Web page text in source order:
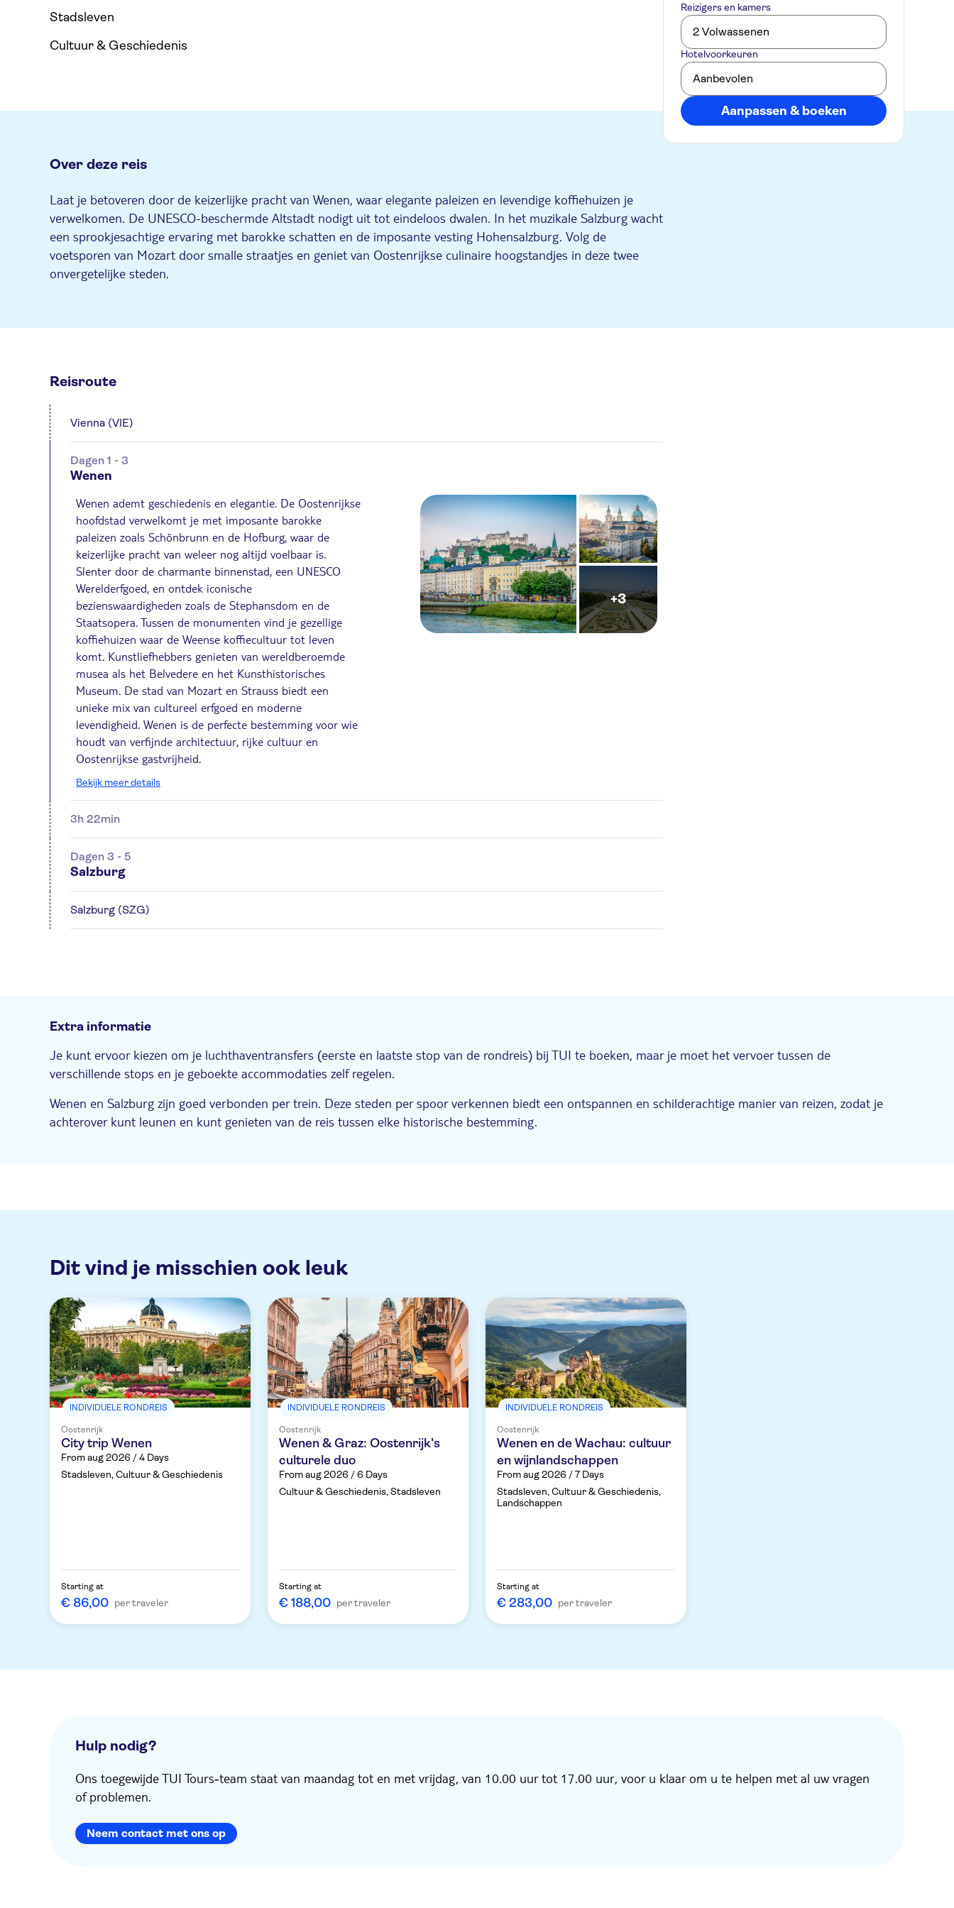
Stadsleven
Cultuur & Geschiedenis
Over deze reis
Laat je betoveren door de keizerlijke pracht van Wenen, waar elegante paleizen en levendige koffiehuizen je
verwelkomen. De UNESCO-beschermde Altstadt nodigt uit tot eindeloos dwalen. In het muzikale Salzburg wacht
een sprookjesachtige ervaring met barokke schatten en de imposante vesting Hohensalzburg. Volg de
voetsporen van Mozart door smalle straatjes en geniet van Oostenrijkse culinaire hoogstandjes in deze twee
onvergetelijke steden.
Reisroute
Vienna (VIE)
Dagen 1 - 3
Wenen
Wenen ademt geschiedenis en elegantie. De Oostenrijkse
hoofdstad verwelkomt je met imposante barokke
paleizen zoals Schönbrunn en de Hofburg, waar de
keizerlijke pracht van weleer nog altijd voelbaar is.
Slenter door de charmante binnenstad, een UNESCO
Werelderfgoed, en ontdek iconische
bezienswaardigheden zoals de Stephansdom en de
Staatsopera. Tussen de monumenten vind je gezellige
koffiehuizen waar de Weense koffiecultuur tot leven
komt. Kunstliefhebbers genieten van wereldberoemde
musea als het Belvedere en het Kunsthistorisches
Museum. De stad van Mozart en Strauss biedt een
unieke mix van cultureel erfgoed en moderne
levendigheid. Wenen is de perfecte bestemming voor wie
houdt van verfijnde architectuur, rijke cultuur en
Oostenrijkse gastvrijheid.
Bekijk meer details
+3
3h 22min
Dagen 3 - 5
Salzburg
Salzburg (SZG)
Reizigers en kamers
2 Volwassenen
Hotelvoorkeuren
Aanbevolen
Aanpassen & boeken
Extra informatie
Je kunt ervoor kiezen om je luchthaventransfers (eerste en laatste stop van de rondreis) bij TUI te boeken, maar je moet het vervoer tussen de
verschillende stops en je geboekte accommodaties zelf regelen.
Wenen en Salzburg zijn goed verbonden per trein. Deze steden per spoor verkennen biedt een ontspannen en schilderachtige manier van reizen, zodat je
achterover kunt leunen en kunt genieten van de reis tussen elke historische bestemming.
Dit vind je misschien ook leuk
INDIVIDUELE RONDREIS
Oostenrijk
City trip Wenen
From aug 2026 / 4 Days
Stadsleven, Cultuur & Geschiedenis
Starting at
€ 86,00 per traveler
INDIVIDUELE RONDREIS
Oostenrijk
Wenen & Graz: Oostenrijk's
culturele duo
From aug 2026 / 6 Days
Cultuur & Geschiedenis, Stadsleven
Starting at
€ 188,00 per traveler
INDIVIDUELE RONDREIS
Oostenrijk
Wenen en de Wachau: cultuur
en wijnlandschappen
From aug 2026 / 7 Days
Stadsleven, Cultuur & Geschiedenis,
Landschappen
Starting at
€ 283,00 per traveler
Hulp nodig?
Ons toegewijde TUI Tours‑team staat van maandag tot en met vrijdag, van 10.00 uur tot 17.00 uur, voor u klaar om u te helpen met al uw vragen
of problemen.
Neem contact met ons op